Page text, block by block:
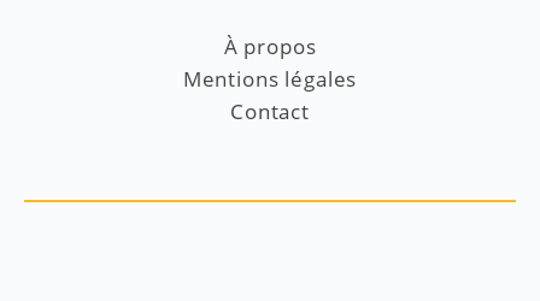
À propos
Mentions légales
Contact